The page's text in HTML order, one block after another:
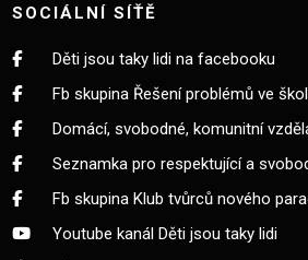
SOCIÁLNÍ SÍŤĚ
Děti jsou taky lidi na facebooku
Fb skupina Řešení problémů ve
Domácí, svobodné, komunitní
Seznamka pro respektující a
Fb skupina Klub tvůrců nového
Youtube kanál Děti jsou taky lidi